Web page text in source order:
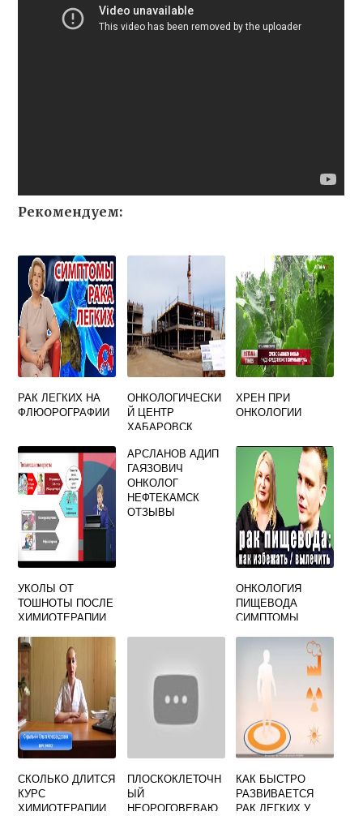
Рекомендуем:
РАК ЛЕГКИХ НА
ФЛЮОРОГРАФИИ
ОНКОЛОГИЧЕСКИ
Й ЦЕНТР
ХАБАРОВСК
ХРЕН ПРИ
ОНКОЛОГИИ
УКОЛЫ ОТ
ТОШНОТЫ ПОСЛЕ
ХИМИОТЕРАПИИ
АРСЛАНОВ АДИП
ГАЯЗОВИЧ
ОНКОЛОГ
НЕФТЕКАМСК
ОТЗЫВЫ
ОНКОЛОГИЯ
ПИЩЕВОДА
СИМПТОМЫ
СКОЛЬКО ДЛИТСЯ
КУРС
ХИМИОТЕРАПИИ
ПЛОСКОКЛЕТОЧН
ЫЙ
НЕОРОГОВЕВАЮ
КАК БЫСТРО
РАЗВИВАЕТСЯ
РАК ЛЕГКИХ У